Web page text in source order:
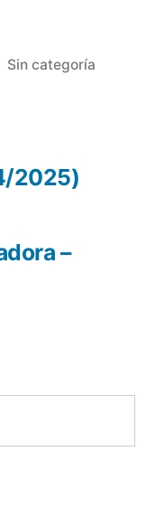
Publicada
Sin categoría
–
2025)